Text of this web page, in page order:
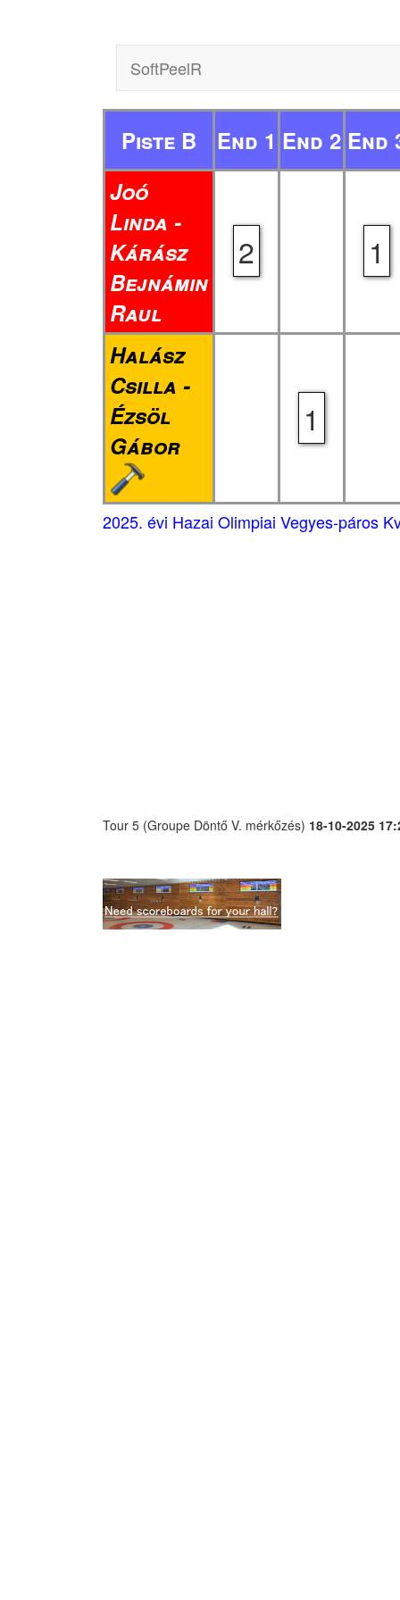
SoftPeelR
Piste B End 1 End 2 End
Joó
Linda -
Kárász
Bejnámin
Raul
2 1
Halász
Csilla -
Ézsöl
Gábor
1
2025. évi Hazai Olimpiai Vegyes-páros
Tour 5 (Groupe Döntő V. mérkőzés) 18-10-2025